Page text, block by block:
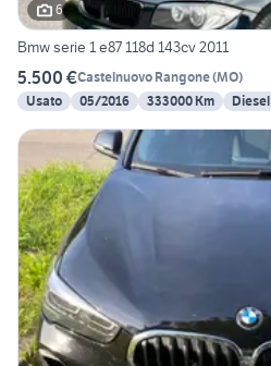
6
Bmw serie 1 e87 118d 143cv 2011
5.500 €Castelnuovo Rangone(MO)
Usato
05/2016 333000 Km Diesel